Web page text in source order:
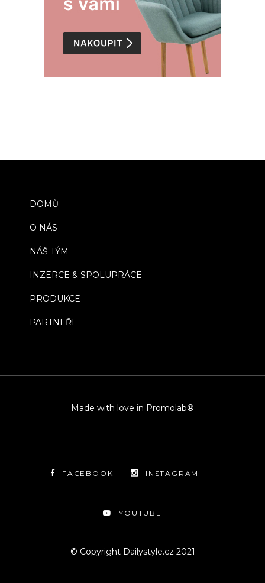
DOMŮ
O NÁS
NÁŠ TÝM
INZERCE & SPOLUPRÁCE
PRODUKCE
PARTNEŘI
Made with love in Promolab®
FACEBOOK INSTAGRAM
YOUTUBE
© Copyright Dailystyle.cz 2021